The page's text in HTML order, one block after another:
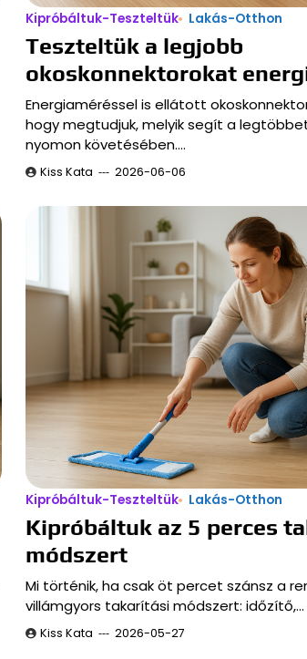
Kipróbáltuk-Teszteltük Lakás-Otthon
Teszteltük a legjobb
okoskonnektorokat
Energiaméréssel is ellátott
hogy megtudjuk, melyik segít a
nyomon követésében.…
Kiss Kata 2026-06-06
Kipróbáltuk-Teszteltük Lakás-Otthon
Kipróbáltuk az 5 perces
módszert
Mi történik, ha csak öt percet szánsz a
villámgyors takarítási módszert: időzítő,…
Kiss Kata 2026-05-27